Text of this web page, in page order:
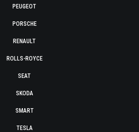
PEUGEOT
PORSCHE
RENAULT
ROLLS-ROYCE
SEAT
SKODA
SMART
TESLA